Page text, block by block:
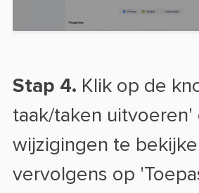
Stap 4. Klik op de
taak/taken uitvoeren'
wijzigingen te
vervolgens op